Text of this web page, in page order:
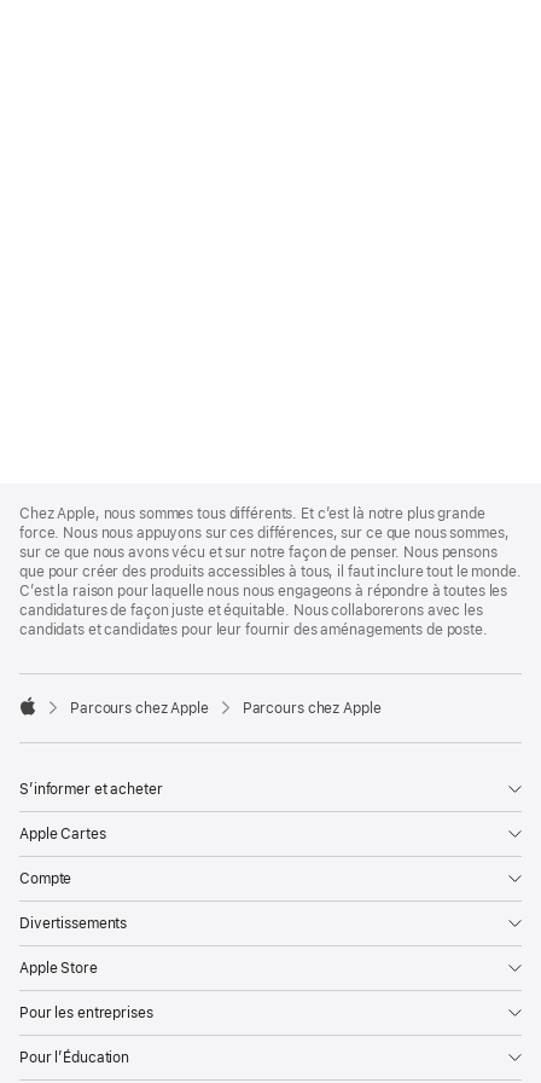
Footer
Chez Apple, nous sommes tous différents. Et c’est là notre plus grande
force. Nous nous appuyons sur ces différences, sur ce que nous sommes,
sur ce que nous avons vécu et sur notre façon de penser. Nous pensons
que pour créer des produits accessibles à tous, il faut inclure tout le monde.
C’est la raison pour laquelle nous nous engageons à répondre à toutes les
candidatures de façon juste et équitable. Nous collaborerons avec les
candidats et candidates pour leur fournir des aménagements de poste.

Parcours chez Apple Parcours chez Apple
S’informer et acheter
Apple Cartes
Compte
Divertissements
Apple Store
Pour les entreprises
Pour l’Éducation